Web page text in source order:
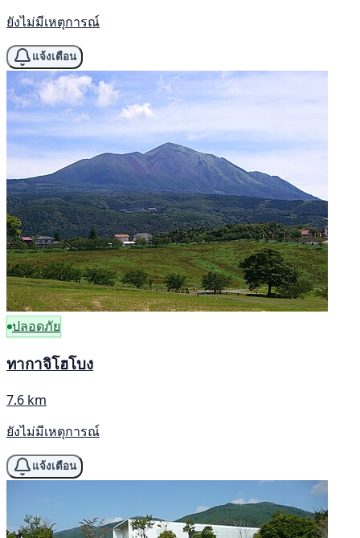
ยังไม่มีเหตุการณ์
แจ้งเตือน
ปลอดภัย
ทากาจิโฮโบง
7.6 km
ยังไม่มีเหตุการณ์
แจ้งเตือน